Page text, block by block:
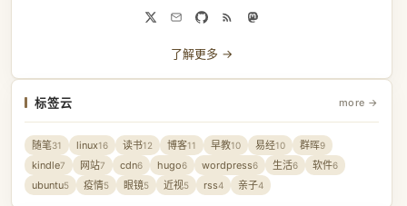
了解更多 →
标签云 more →
随笔31 linux16 读书12 博客11 早教10 易经10 群晖9
kindle7 网站7 cdn6 hugo6 wordpress6 生活6 软件6
ubuntu5 疫情5 眼镜5 近视5 rss4 亲子4